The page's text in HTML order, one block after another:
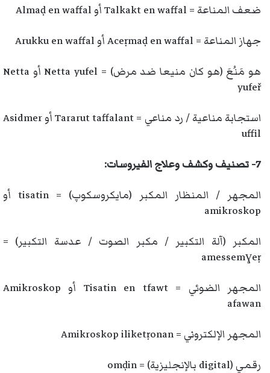
ضعف المناعة = Talkakt en waffal أو Almaḍ en waffal
جهاز المناعة = Aceṛmaḍ en waffal أو Arukku en waffal
هو مَنُعَ (هو كان منيعا ضد مرض) = Netta yufel أو Netta
yufeř
استجابة مناعية / رد مناعي = Tararut taffalant أو Asidmer
uffil
7- تصنيف وكشف وعلاج الفيروسات:
المجهر / المنظار المكبر (مايكروسكوپ) = tisatin أو
amikroskop
المكبر (آلة التكبير / مكبر الصوت / عدسة التكبير) =
amessemɣeṛ
المجهر الضوئي = Tisatin en tfawt أو Amikroskop
afawan
المجهر الإلكتروني = Amikroskop iliketṛonan
رقمي (digital بالإنجليزية) = omḍin